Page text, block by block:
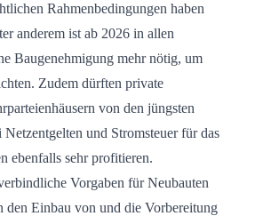
Rahmenbedingungen haben
anderem ist ab 2026 in allen
Baugenehmigung mehr nötig, um
Zudem dürften private
von den jüngsten
und Stromsteuer für das
ebenfalls sehr profitieren.
Vorgaben für Neubauten
den Einbau von und die Vorbereitung